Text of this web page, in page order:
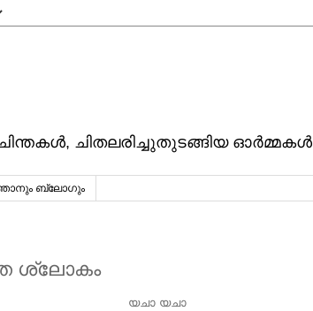
ചിതലരിച്ചുതുടങ്ങിയ ഓര്‍മ്മകള്‍
ബ്ലോഗും
ശ്ലോകം
യചാ യചാ